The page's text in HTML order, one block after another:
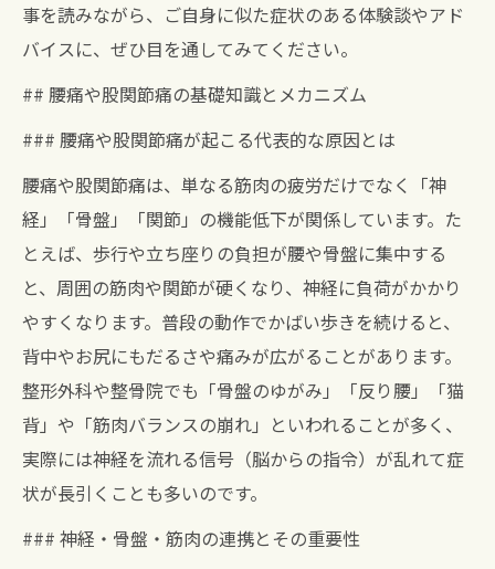
事を読みながら、ご自身に似た症状のある体験談やアド
バイスに、ぜひ目を通してみてください。
## 腰痛や股関節痛の基礎知識とメカニズム
### 腰痛や股関節痛が起こる代表的な原因とは
腰痛や股関節痛は、単なる筋肉の疲労だけでなく「神
経」「骨盤」「関節」の機能低下が関係しています。た
とえば、歩行や立ち座りの負担が腰や骨盤に集中する
と、周囲の筋肉や関節が硬くなり、神経に負荷がかかり
やすくなります。普段の動作でかばい歩きを続けると、
背中やお尻にもだるさや痛みが広がることがあります。
整形外科や整骨院でも「骨盤のゆがみ」「反り腰」「猫
背」や「筋肉バランスの崩れ」といわれることが多く、
実際には神経を流れる信号（脳からの指令）が乱れて症
状が長引くことも多いのです。
### 神経・骨盤・筋肉の連携とその重要性